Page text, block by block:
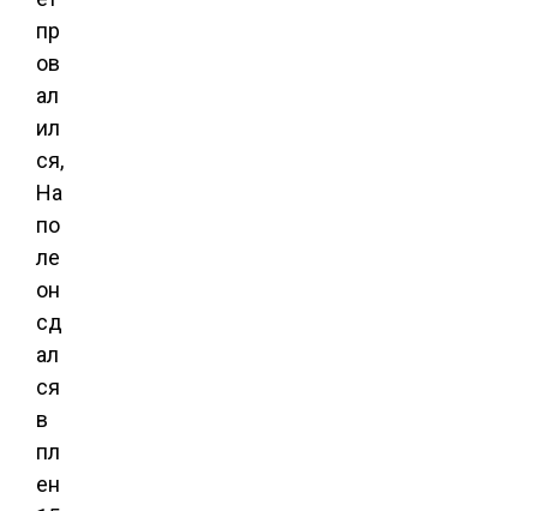
пр
ов
ал
ил
ся,
На
по
ле
он
сд
ал
ся
в
пл
ен